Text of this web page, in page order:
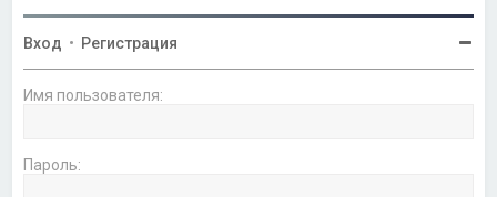
Вход • Регистрация
Имя пользователя:
Пароль: